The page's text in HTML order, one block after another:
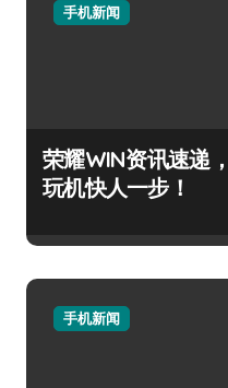
手机新闻
荣耀WIN资讯速递
玩机快人一步！
手机新闻